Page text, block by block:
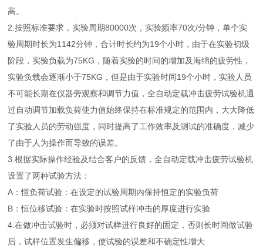
高。
2.按照标准要求，实验周期80000次，实验频率70次/分钟，单个实
验周期时长为1142分钟，合计时长约为19个小时，由于在实验初级
阶段，实验负载为75KG，随着实验的时间的增加及海绵的疲劳性，
实验负载会逐渐小于75KG，但是由于实验时间19个小时，实验人员
不可能长期在仪器旁观察和调节力值，全自动定载冲击疲劳试验机通
过自动调节加载负荷使力值始终保持在标准规定的范围内，大大降低
了实验人员的劳动强度，同时提高了工作效率及测试的准确度，减少
了由于人为操作而导致的误差。
3.根据实际操作经验及结合客户的反馈，全自动定载冲击疲劳试验机
设置了两种试验方法：
A：恒负荷试验：在设定的试验周期内保持恒定的实验负荷
B：恒位移试验：在实验时按照试样冲击的厚度进行实验
4.在做冲击试验时，必须对试样进行良好的固定，否则长时间做试验
后，试样位置发生偏移，使试验的误差和不确定性增大